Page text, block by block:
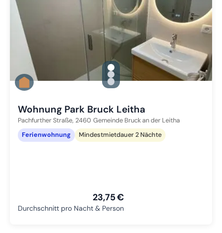
gallery.slide_selector
Zu Slide 1 wechseln
Zu Slide 2 wechseln
Zu Slide 3 wechseln
Wohnung Park Bruck Leitha
Pachfurther Straße, 2460 Gemeinde Bruck an der Leitha
Ferienwohnung
Mindestmietdauer 2 Nächte
23,75 €
Durchschnitt pro Nacht & Person